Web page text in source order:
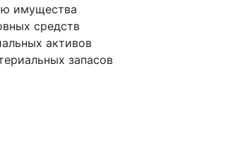
имущества
средств
активов
запасов